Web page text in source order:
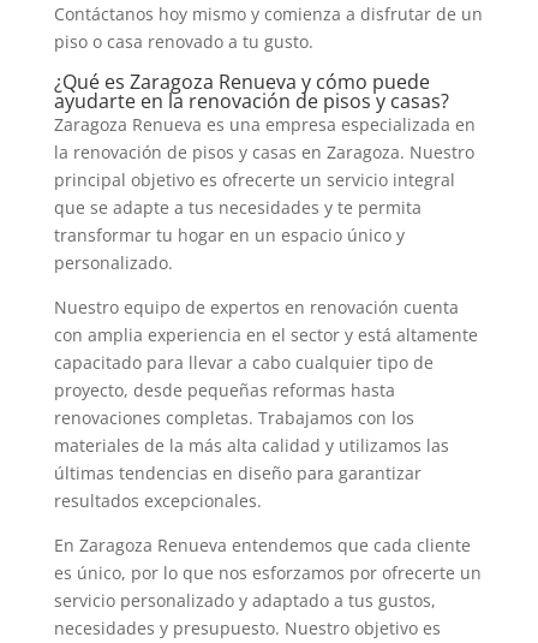
Contáctanos hoy mismo y comienza a disfrutar de un
piso o casa renovado a tu gusto.
¿Qué es Zaragoza Renueva y cómo puede
ayudarte en la renovación de pisos y casas?
Zaragoza Renueva es una empresa especializada en
la renovación de pisos y casas en Zaragoza. Nuestro
principal objetivo es ofrecerte un servicio integral
que se adapte a tus necesidades y te permita
transformar tu hogar en un espacio único y
personalizado.
Nuestro equipo de expertos en renovación cuenta
con amplia experiencia en el sector y está altamente
capacitado para llevar a cabo cualquier tipo de
proyecto, desde pequeñas reformas hasta
renovaciones completas. Trabajamos con los
materiales de la más alta calidad y utilizamos las
últimas tendencias en diseño para garantizar
resultados excepcionales.
En Zaragoza Renueva entendemos que cada cliente
es único, por lo que nos esforzamos por ofrecerte un
servicio personalizado y adaptado a tus gustos,
necesidades y presupuesto. Nuestro objetivo es